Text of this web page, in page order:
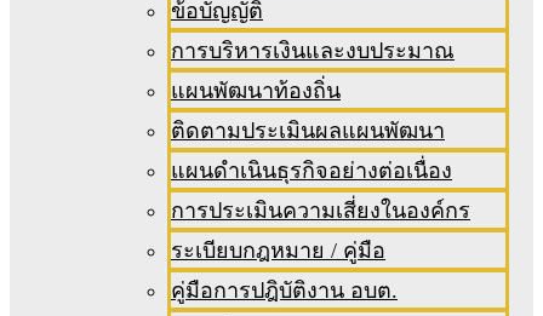
ข้อบัญญัติ
การบริหารเงินและงบประมาณ
แผนพัฒนาท้องถิ่น
ติดตามประเมินผลแผนพัฒนา
แผนดำเนินธุรกิจอย่างต่อเนื่อง
การประเมินความเสี่ยงในองค์กร
ระเบียบกฎหมาย / คู่มือ
คู่มือการปฎิบัติงาน อบต.